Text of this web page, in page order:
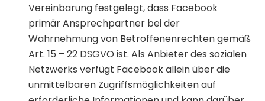
Vereinbarung festgelegt, dass Facebook
primär Ansprechpartner bei der
Wahrnehmung von Betroffenenrechten gemäß
Art. 15 – 22 DSGVO ist. Als Anbieter des sozialen
Netzwerks verfügt Facebook allein über die
unmittelbaren Zugriffsmöglichkeiten auf